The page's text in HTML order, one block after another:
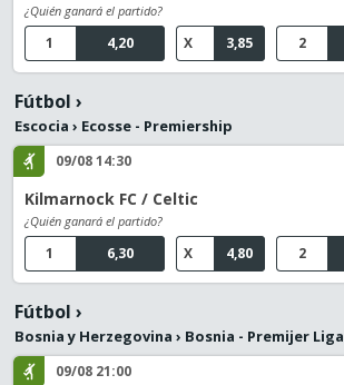
¿Quién ganará el partido?
4,20
1 3,85
X 2
Fútbol ›
Escocia › Ecosse - Premiership
09/08 14:30
Kilmarnock FC / Celtic
¿Quién ganará el partido?
6,30
1 4,80
X 2
Fútbol ›
Bosnia y Herzegovina › Bosnia - Premijer Liga
09/08 21:00